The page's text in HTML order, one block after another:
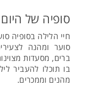
סופיה של
חיי הלילה בסופיה
סוער ומהנה
ברים, מסעדות
בו תוכלו להעביר
מהנים וממכרים.